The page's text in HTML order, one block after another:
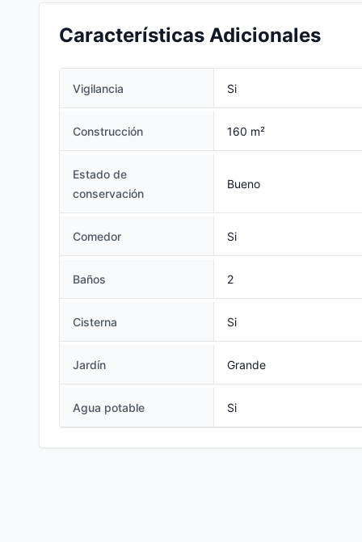
Me Interesa Venta de casa Nuev
Características Adicionales
Vigilancia Si
Construcción 160 m²
Estado de
conservación
Bueno
Comedor Si
Baños 2
Cisterna Si
Jardín Grande
Agua potable Si